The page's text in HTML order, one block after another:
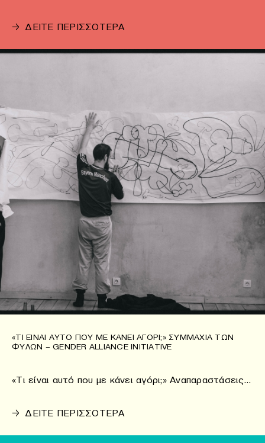
→ ΔΕΙΤΕ ΠΕΡΙΣΣΟΤΕΡΑ
«ΤΙ ΕΊΝΑΙ ΑΥΤΌ ΠΟΥ ΜΕ ΚΆΝΕΙ ΑΓΌΡΙ;» ΣΥΜΜΑΧΊΑ ΤΩΝ
ΦΎΛΩΝ – GENDER ALLIANCE INITIATIVE
«Τι είναι αυτό που με κάνει αγόρι;» Αναπαραστάσεις…
→ ΔΕΙΤΕ ΠΕΡΙΣΣΟΤΕΡΑ